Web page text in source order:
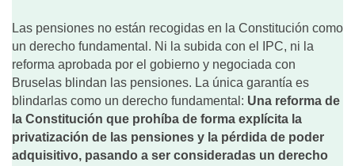
Las pensiones no están recogidas en la Constitución como
un derecho fundamental. Ni la subida con el IPC, ni la
reforma aprobada por el gobierno y negociada con
Bruselas blindan las pensiones. La única garantía es
blindarlas como un derecho fundamental: Una reforma de
la Constitución que prohíba de forma explícita la
privatización de las pensiones y la pérdida de poder
adquisitivo, pasando a ser consideradas un derecho